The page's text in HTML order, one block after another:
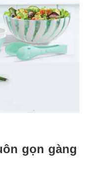
gọn gàng